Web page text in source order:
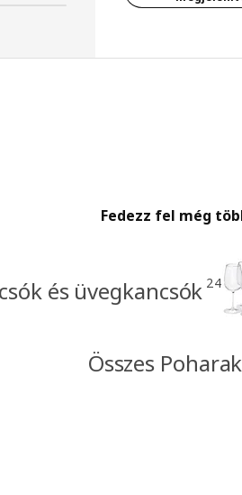
Fedezz fel még
és üvegkancsók 24
Összes